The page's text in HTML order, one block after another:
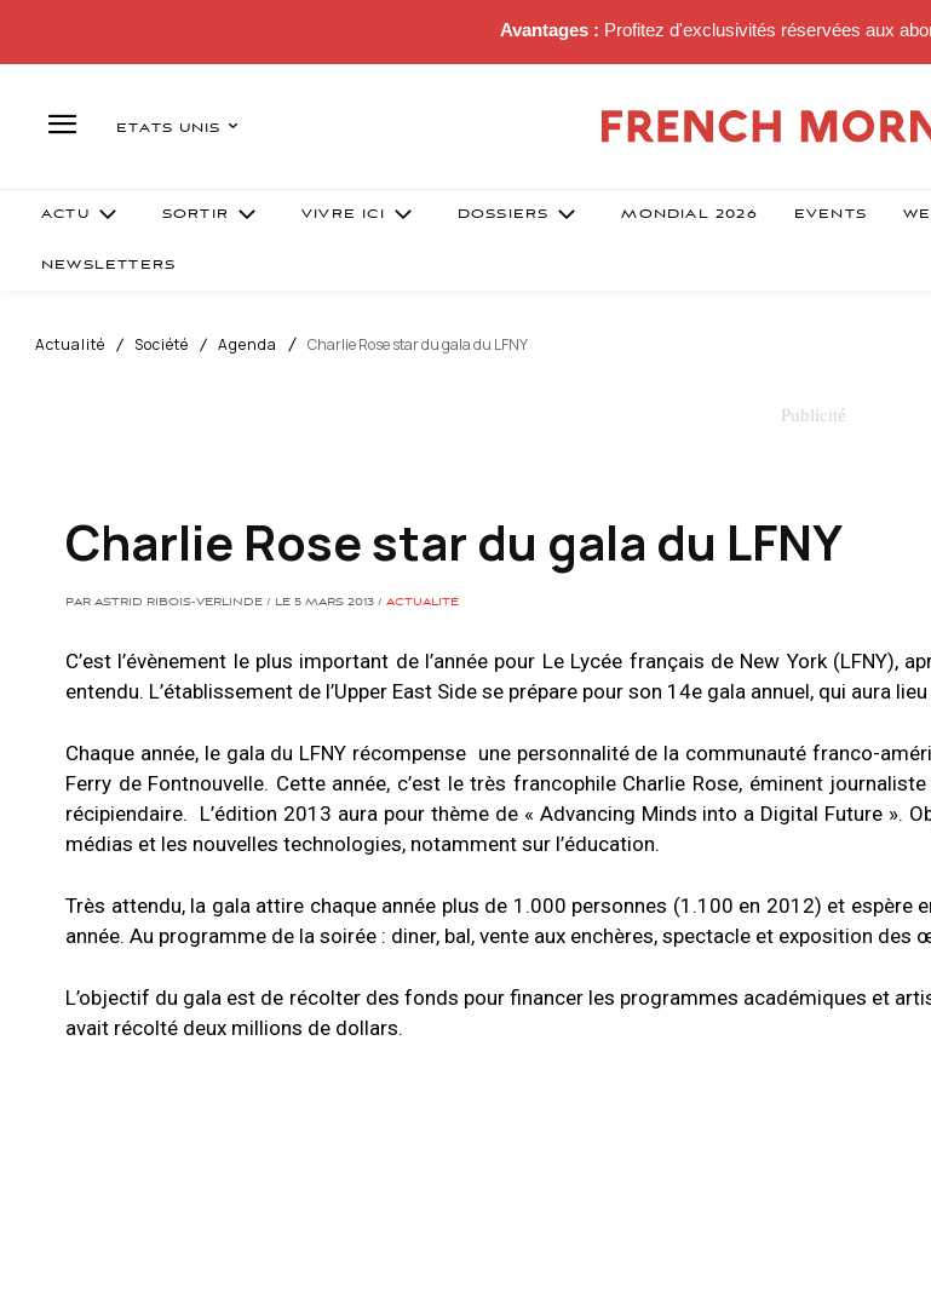
Avantages : Profitez d'exclusivités réservées aux
ETATS UNIS
ACTU SORTIR VIVRE ICI DOSSIERS MONDIAL 2026 EVENTS
NEWSLETTERS
Actualité Société Agenda Charlie Rose star du gala du LFNY
Charlie Rose star du gala du LFNY
PAR ASTRID RIBOIS-VERLINDE / LE 5 MARS 2013 / ACTUALITÉ
C’est l’évènement le plus important de l’année pour Le Lycée français de New York (LFNY),
entendu. L’établissement de l’Upper East Side se prépare pour son 14e gala annuel, qui aura
Chaque année, le gala du LFNY récompense une personnalité de la communauté franco-
Ferry de Fontnouvelle. Cette année, c’est le très francophile Charlie Rose, éminent
récipiendaire. L’édition 2013 aura pour thème de « Advancing Minds into a Digital Future ».
médias et les nouvelles technologies, notamment sur l’éducation.
Très attendu, la gala attire chaque année plus de 1.000 personnes (1.100 en 2012) et espère
année. Au programme de la soirée : diner, bal, vente aux enchères, spectacle et exposition des
L’objectif du gala est de récolter des fonds pour financer les programmes académiques et
avait récolté deux millions de dollars.